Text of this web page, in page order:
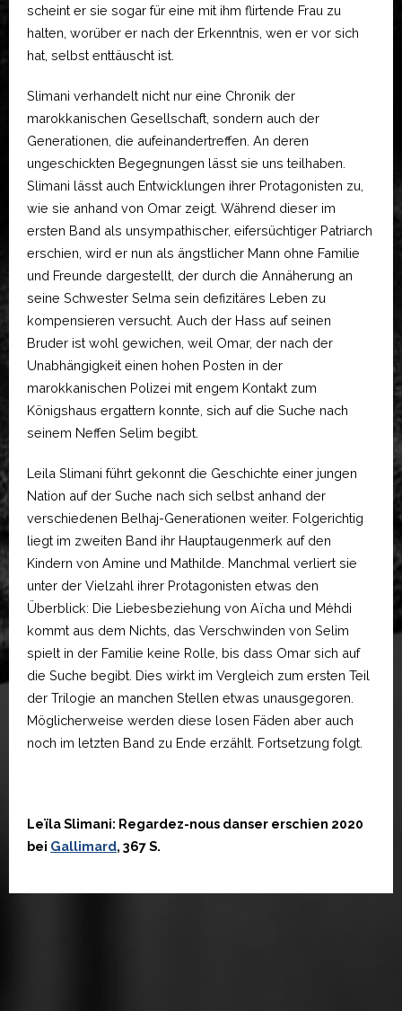
scheint er sie sogar für eine mit ihm flirtende Frau zu
halten, worüber er nach der Erkenntnis, wen er vor sich
hat, selbst enttäuscht ist.
Slimani verhandelt nicht nur eine Chronik der
marokkanischen Gesellschaft, sondern auch der
Generationen, die aufeinandertreffen. An deren
ungeschickten Begegnungen lässt sie uns teilhaben.
Slimani lässt auch Entwicklungen ihrer Protagonisten zu,
wie sie anhand von Omar zeigt. Während dieser im
ersten Band als unsympathischer, eifersüchtiger Patriarch
erschien, wird er nun als ängstlicher Mann ohne Familie
und Freunde dargestellt, der durch die Annäherung an
seine Schwester Selma sein defizitäres Leben zu
kompensieren versucht. Auch der Hass auf seinen
Bruder ist wohl gewichen, weil Omar, der nach der
Unabhängigkeit einen hohen Posten in der
marokkanischen Polizei mit engem Kontakt zum
Königshaus ergattern konnte, sich auf die Suche nach
seinem Neffen Selim begibt.
Leila Slimani führt gekonnt die Geschichte einer jungen
Nation auf der Suche nach sich selbst anhand der
verschiedenen Belhaj-Generationen weiter. Folgerichtig
liegt im zweiten Band ihr Hauptaugenmerk auf den
Kindern von Amine und Mathilde. Manchmal verliert sie
unter der Vielzahl ihrer Protagonisten etwas den
Überblick: Die Liebesbeziehung von Aïcha und Méhdi
kommt aus dem Nichts, das Verschwinden von Selim
spielt in der Familie keine Rolle, bis dass Omar sich auf
die Suche begibt. Dies wirkt im Vergleich zum ersten Teil
der Trilogie an manchen Stellen etwas unausgegoren.
Möglicherweise werden diese losen Fäden aber auch
noch im letzten Band zu Ende erzählt. Fortsetzung folgt.
Leïla Slimani: Regardez-nous danser erschien 2020
bei Gallimard, 367 S.